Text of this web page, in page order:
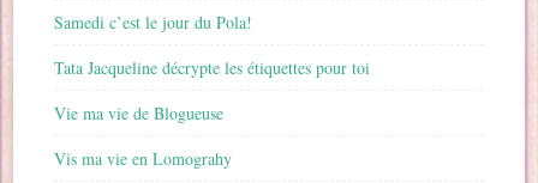
Samedi c’est le jour du Pola!
Tata Jacqueline décrypte les étiquettes pour toi
Vie ma vie de Blogueuse
Vis ma vie en Lomograhy